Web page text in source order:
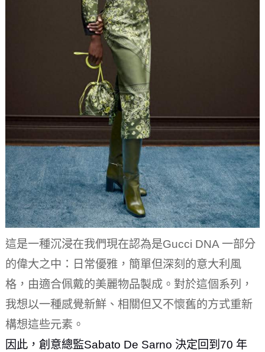
這是一種沉浸在我們現在認為是Gucci DNA 一部分
的偉大之中：日常優雅，簡單但深刻的意大利風
格，由適合佩戴的美麗物品製成。對於這個系列，
我想以一種感覺新鮮、相關但又不懷舊的方式重新
構想這些元素。
因此，創意總監Sabato De Sarno 決定回到70 年